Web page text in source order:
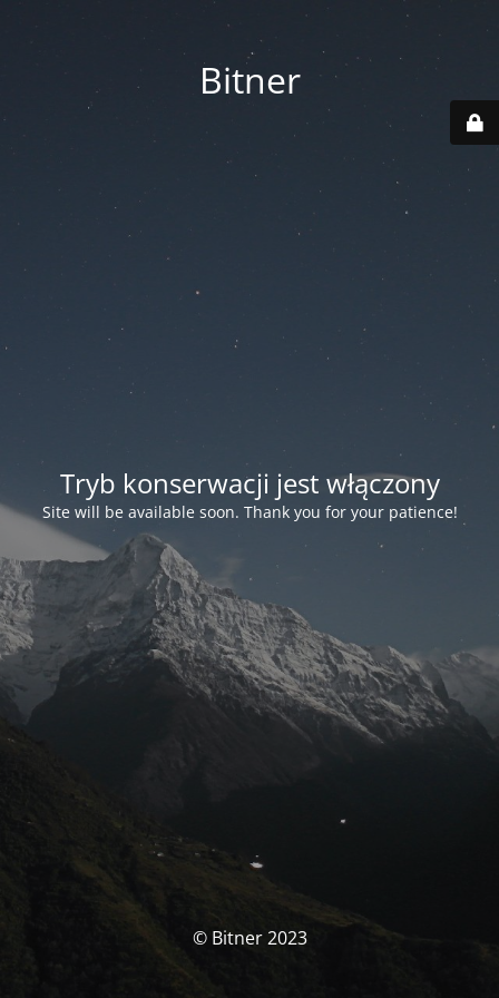
Bitner
Tryb konserwacji jest włączony
Site will be available soon. Thank you for your patience!
© Bitner 2023